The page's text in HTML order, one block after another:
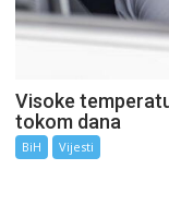
Visoke
tokom dana
BiH Vijesti